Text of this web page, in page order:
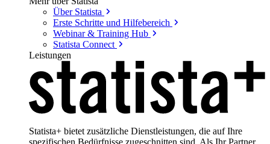
Über Statista
Erste Schritte und Hilfebereich
Webinar & Training Hub
Statista Connect
Leistungen
Statista+ bietet zusätzliche Dienstleistungen, die auf Ihre
spezifischen Bedürfnisse zugeschnitten sind. Als Ihr Partner